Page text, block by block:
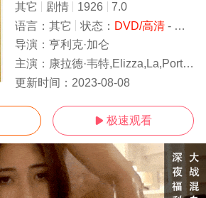
其它 剧情 1926
7.0
语言： 其它 状态： DVD/高清- 免费在线观看
导演： 亨利克·加仑
主演： 康拉德·韦特,Elizza,La,Porta,Fritz,Alberti,艾格尼丝·埃斯特黑齐,费迪南德·冯·阿尔滕,维尔纳·克劳斯,E
更新时间： 2023-08-08
 极速观看